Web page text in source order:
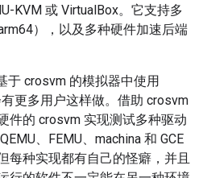
KVM 或 VirtualBox。它支持多
），以及多种硬件加速后端
于 crosvm 的模拟器中使用
更多用户这样做。借助 crosvm
件的 crosvm 实现测试多种驱动
、FEMU、machina 和 GCE
每种实现都有自己的怪癖，并且